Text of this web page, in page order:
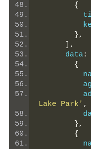
{
},
],
      data
:
{
Lake Park' ,
},
{